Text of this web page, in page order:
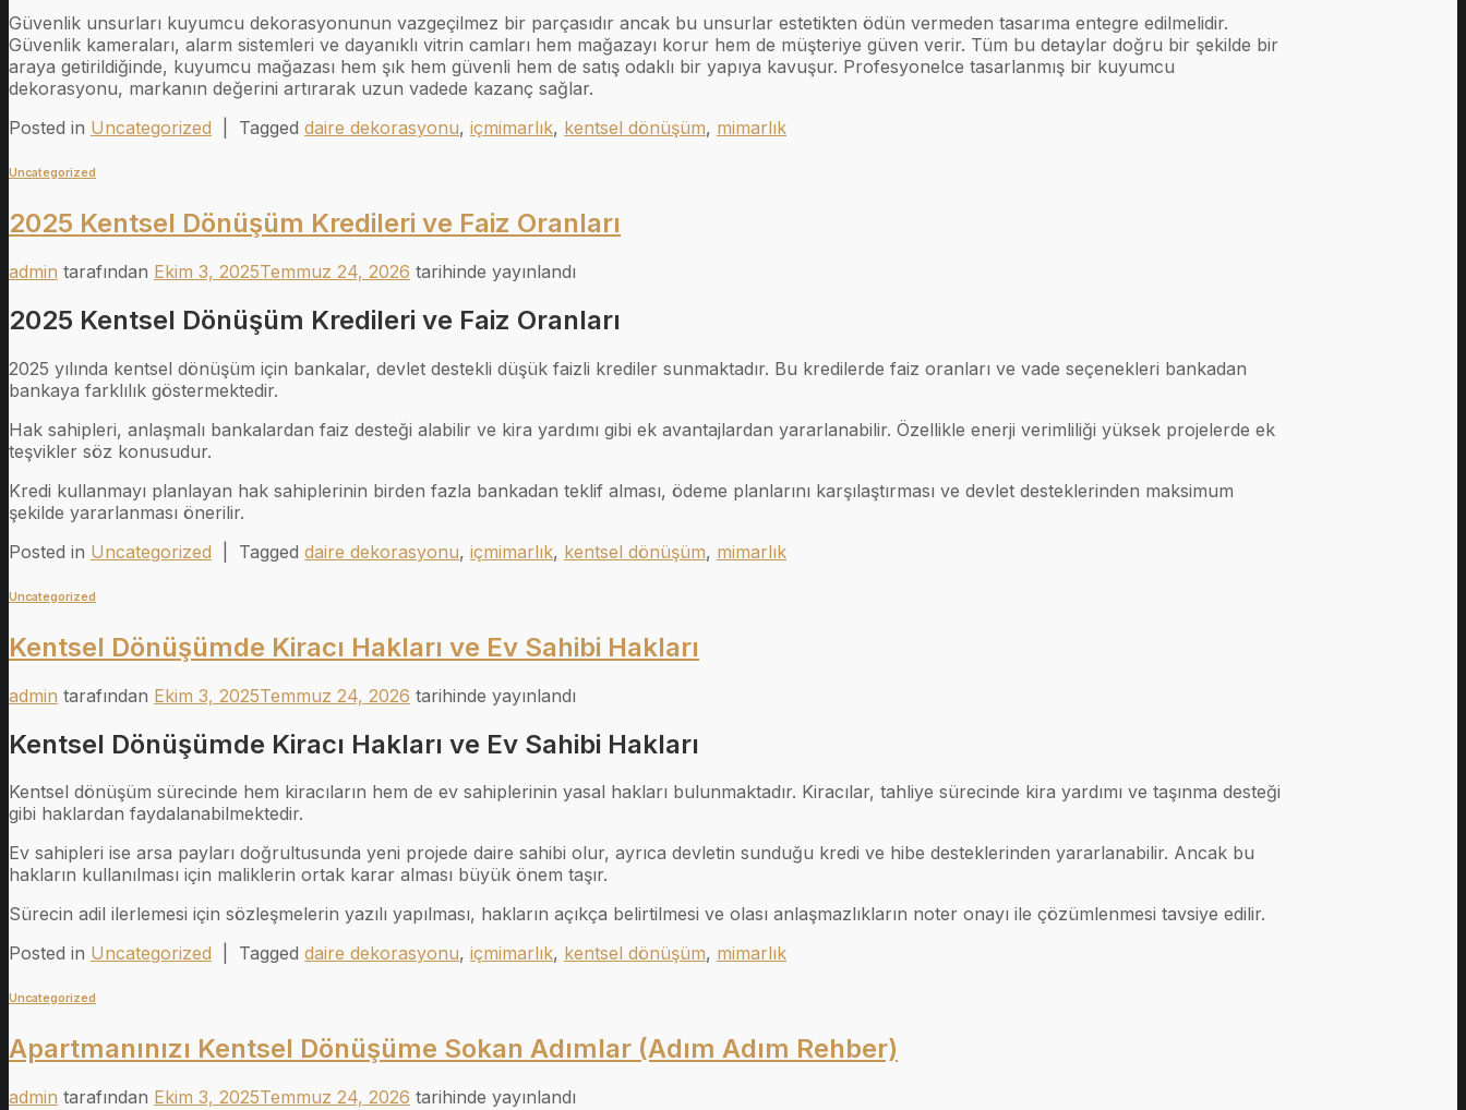
Güvenlik unsurları kuyumcu dekorasyonunun vazgeçilmez bir parçasıdır ancak bu unsurlar estetikten ödün vermeden tasarıma entegre edilmelidir.
Güvenlik kameraları, alarm sistemleri ve dayanıklı vitrin camları hem mağazayı korur hem de müşteriye güven verir. Tüm bu detaylar doğru bir şekilde bir
araya getirildiğinde, kuyumcu mağazası hem şık hem güvenli hem de satış odaklı bir yapıya kavuşur. Profesyonelce tasarlanmış bir kuyumcu
dekorasyonu, markanın değerini artırarak uzun vadede kazanç sağlar.
Posted in Uncategorized Tagged daire dekorasyonu, içmimarlık, kentsel dönüşüm, mimarlık
Uncategorized
2025 Kentsel Dönüşüm Kredileri ve Faiz Oranları
admin tarafından Ekim 3, 2025Temmuz 24, 2026 tarihinde yayınlandı
2025 Kentsel Dönüşüm Kredileri ve Faiz Oranları
2025 yılında kentsel dönüşüm için bankalar, devlet destekli düşük faizli krediler sunmaktadır. Bu kredilerde faiz oranları ve vade seçenekleri bankadan
bankaya farklılık göstermektedir.
Hak sahipleri, anlaşmalı bankalardan faiz desteği alabilir ve kira yardımı gibi ek avantajlardan yararlanabilir. Özellikle enerji verimliliği yüksek projelerde ek
teşvikler söz konusudur.
Kredi kullanmayı planlayan hak sahiplerinin birden fazla bankadan teklif alması, ödeme planlarını karşılaştırması ve devlet desteklerinden maksimum
şekilde yararlanması önerilir.
Posted in Uncategorized Tagged daire dekorasyonu, içmimarlık, kentsel dönüşüm, mimarlık
Uncategorized
Kentsel Dönüşümde Kiracı Hakları ve Ev Sahibi Hakları
admin tarafından Ekim 3, 2025Temmuz 24, 2026 tarihinde yayınlandı
Kentsel Dönüşümde Kiracı Hakları ve Ev Sahibi Hakları
Kentsel dönüşüm sürecinde hem kiracıların hem de ev sahiplerinin yasal hakları bulunmaktadır. Kiracılar, tahliye sürecinde kira yardımı ve taşınma desteği
gibi haklardan faydalanabilmektedir.
Ev sahipleri ise arsa payları doğrultusunda yeni projede daire sahibi olur, ayrıca devletin sunduğu kredi ve hibe desteklerinden yararlanabilir. Ancak bu
hakların kullanılması için maliklerin ortak karar alması büyük önem taşır.
Sürecin adil ilerlemesi için sözleşmelerin yazılı yapılması, hakların açıkça belirtilmesi ve olası anlaşmazlıkların noter onayı ile çözümlenmesi tavsiye edilir.
Posted in Uncategorized Tagged daire dekorasyonu, içmimarlık, kentsel dönüşüm, mimarlık
Uncategorized
Apartmanınızı Kentsel Dönüşüme Sokan Adımlar (Adım Adım Rehber)
admin tarafından Ekim 3, 2025Temmuz 24, 2026 tarihinde yayınlandı